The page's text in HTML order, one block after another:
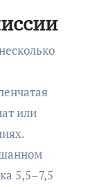
или
5,5–7,5